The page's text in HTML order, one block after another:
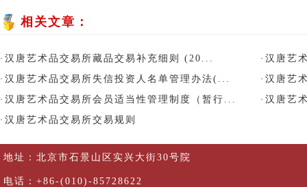
相关文章：
· 汉唐艺术品交易所藏品交易补充细则 (20... · 汉唐艺
· 汉唐艺术品交易所失信投资人名单管理办法(... · 汉唐艺
· 汉唐艺术品交易所会员适当性管理制度（暂行... · 汉唐艺
· 汉唐艺术品交易所交易规则
地址：北京市石景山区实兴大街30号院
电话：+86-(010)-85728622